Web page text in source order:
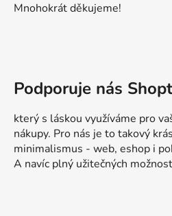
Mnohokrát děkujeme!
Podporuje nás
který s láskou využíváme pro
nákupy. Pro nás je to takový
minimalismus - web, eshop i
A navíc plný užitečných